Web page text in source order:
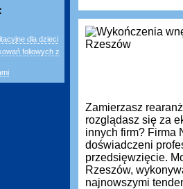
dla dzieci
foliowych z
Zamierzasz
rozglądasz się za
innych firm? Firma
doświadczeni
przedsięwzięcie.
Rzeszów,
najnowszymi